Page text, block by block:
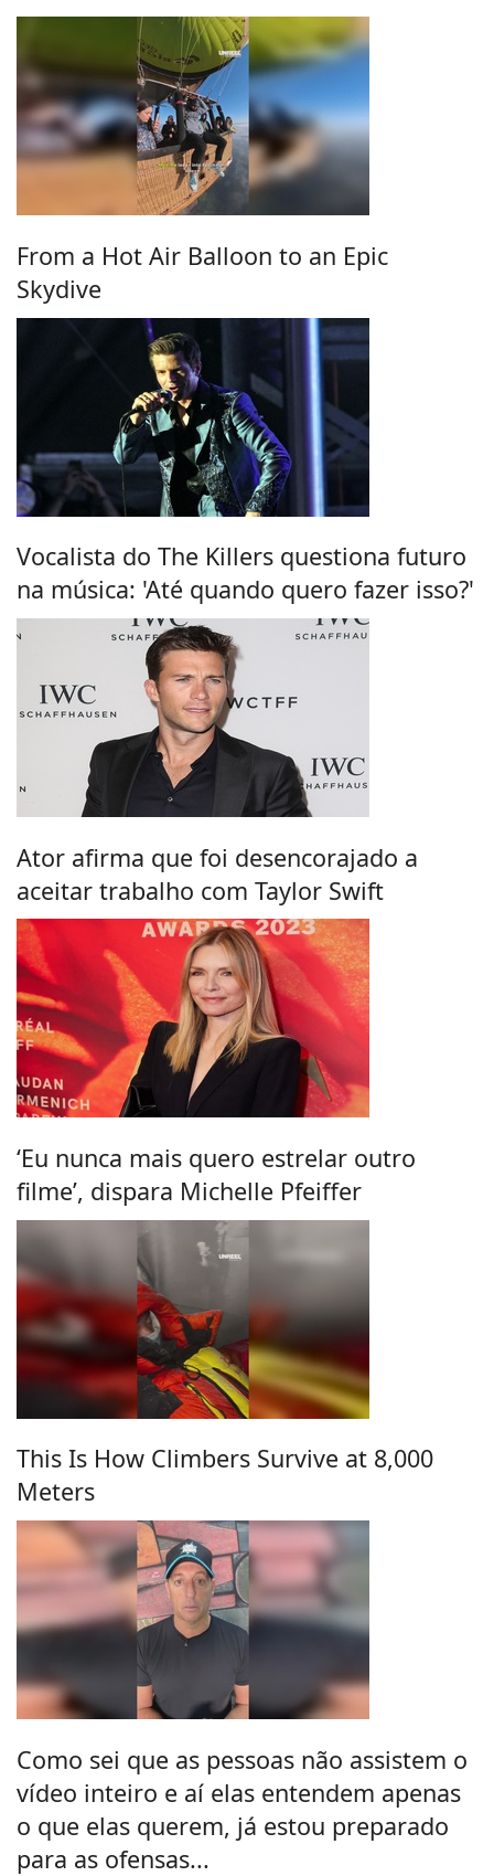
From a Hot Air Balloon to an Epic
Skydive
Vocalista do The Killers questiona futuro
na música: 'Até quando quero fazer isso?'
Ator afirma que foi desencorajado a
aceitar trabalho com Taylor Swift
‘Eu nunca mais quero estrelar outro
filme’, dispara Michelle Pfeiffer
This Is How Climbers Survive at 8,000
Meters
Como sei que as pessoas não assistem o
vídeo inteiro e aí elas entendem apenas
o que elas querem, já estou preparado
para as ofensas...